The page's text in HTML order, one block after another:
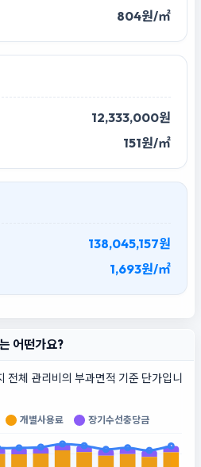
804원/㎡
12,333,000원
151원/㎡
138,045,157원
1,693원/㎡
어떤가요?
전체 관리비의 부과면적 기준 단가입니